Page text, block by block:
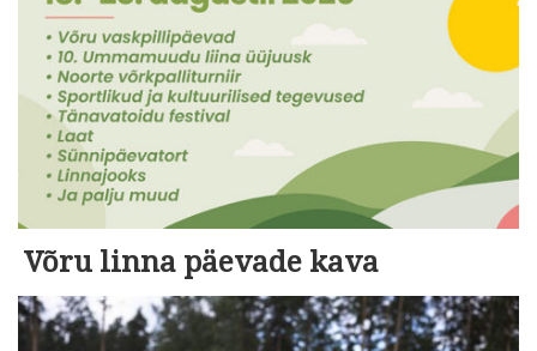
Võru linna päevade kava